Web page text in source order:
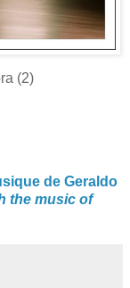
(2)
de Geraldo
the music of